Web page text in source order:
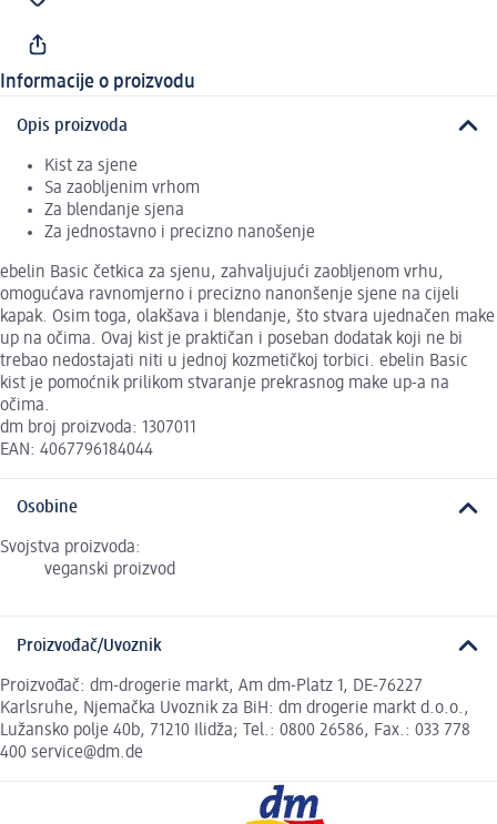
Informacije o proizvodu
Opis proizvoda
Kist za sjene
Sa zaobljenim vrhom
Za blendanje sjena
Za jednostavno i precizno nanošenje
ebelin Basic četkica za sjenu, zahvaljujući zaobljenom vrhu,
omogućava ravnomjerno i precizno nanonšenje sjene na cijeli
kapak. Osim toga, olakšava i blendanje, što stvara ujednačen make
up na očima. Ovaj kist je praktičan i poseban dodatak koji ne bi
trebao nedostajati niti u jednoj kozmetičkoj torbici. ebelin Basic
kist je pomoćnik prilikom stvaranje prekrasnog make up-a na
očima.
dm broj proizvoda: 1307011
EAN: 4067796184044
Osobine
Svojstva proizvoda:
veganski proizvod
Proizvođač/Uvoznik
Proizvođač: dm-drogerie markt, Am dm-Platz 1, DE-76227
Karlsruhe, Njemačka Uvoznik za BiH: dm drogerie markt d.o.o.,
Lužansko polje 40b, 71210 Ilidža; Tel.: 0800 26586, Fax.: 033 778
400 service@dm.de